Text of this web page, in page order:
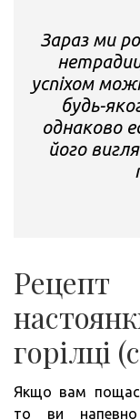
Зараз ми
успіхом
будь-
однаково
його
горілці
Якщо вам
то ви